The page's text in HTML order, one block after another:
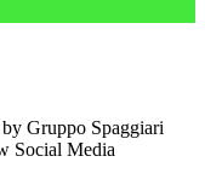
Gruppo Spaggiari
Social Media